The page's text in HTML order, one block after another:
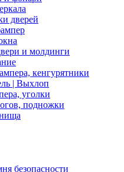
дверей
и молдинги
кенгурятники
| Выхлоп
уголки
подножки
безопасности